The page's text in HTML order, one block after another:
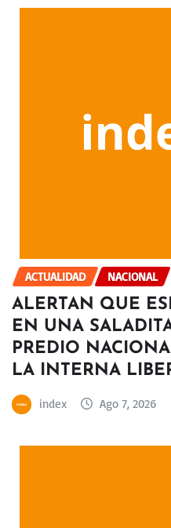
ACTUALIDAD NACIONAL
ALERTAN QUE
EN UNA
PREDIO
LA INTERNA
index Ago 7, 2026